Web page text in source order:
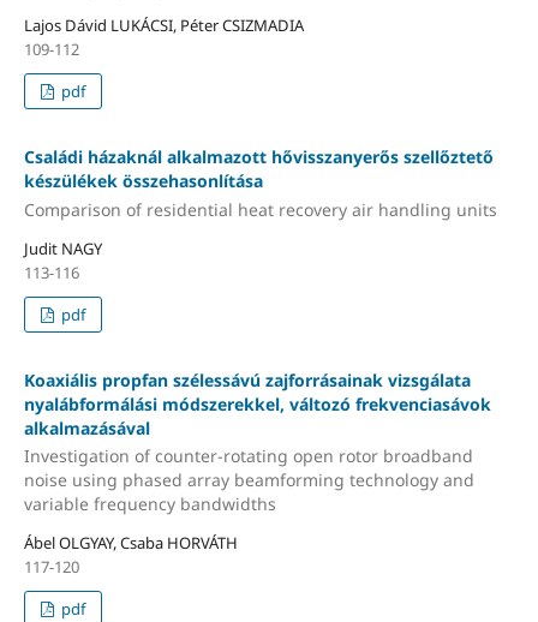
Lajos Dávid LUKÁCSI, Péter CSIZMADIA
109-112
pdf
Családi házaknál alkalmazott hővisszanyerős szellőztető
készülékek összehasonlítása
Comparison of residential heat recovery air handling units
Judit NAGY
113-116
pdf
Koaxiális propfan szélessávú zajforrásainak vizsgálata
nyalábformálási módszerekkel, változó frekvenciasávok
alkalmazásával
Investigation of counter-rotating open rotor broadband
noise using phased array beamforming technology and
variable frequency bandwidths
Ábel OLGYAY, Csaba HORVÁTH
117-120
pdf